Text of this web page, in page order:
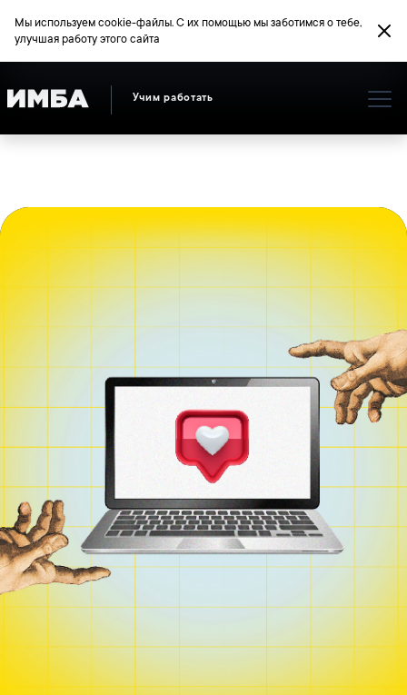
Мы используем cookie-файлы. С их помощью мы заботимся о тебе,
улучшая работу этого сайта
Учим работать